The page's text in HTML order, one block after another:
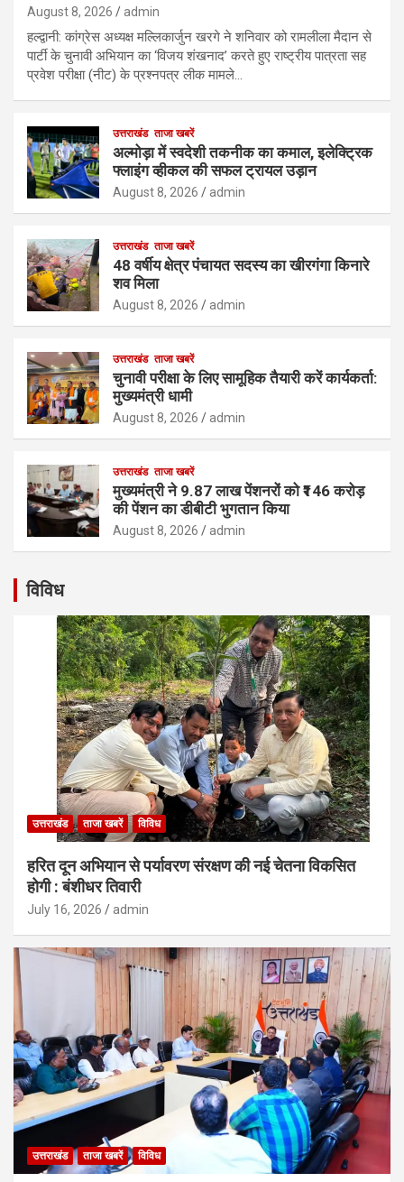
August 8, 2026 admin
हल्द्वानी: कांग्रेस अध्यक्ष मल्लिकार्जुन खरगे ने शनिवार को रामलीला मैदान से
पार्टी के चुनावी अभियान का ‘विजय शंखनाद’ करते हुए राष्ट्रीय पात्रता सह
प्रवेश परीक्षा (नीट) के प्रश्नपत्र लीक मामले…
उत्तराखंड ताजा खबरें
अल्मोड़ा में स्वदेशी तकनीक का कमाल, इलेक्ट्रिक
फ्लाइंग व्हीकल की सफल ट्रायल उड़ान
August 8, 2026 admin
उत्तराखंड ताजा खबरें
48 वर्षीय क्षेत्र पंचायत सदस्य का खीरगंगा किनारे
शव मिला
August 8, 2026 admin
उत्तराखंड ताजा खबरें
चुनावी परीक्षा के लिए सामूहिक तैयारी करें कार्यकर्ता:
मुख्यमंत्री धामी
August 8, 2026 admin
उत्तराखंड ताजा खबरें
मुख्यमंत्री ने 9.87 लाख पेंशनरों को ₹146 करोड़
की पेंशन का डीबीटी भुगतान किया
August 8, 2026 admin
विविध
उत्तराखंड ताजा खबरें विविध
हरित दून अभियान से पर्यावरण संरक्षण की नई चेतना विकसित
होगी : बंशीधर तिवारी
July 16, 2026 admin
उत्तराखंड ताजा खबरें विविध